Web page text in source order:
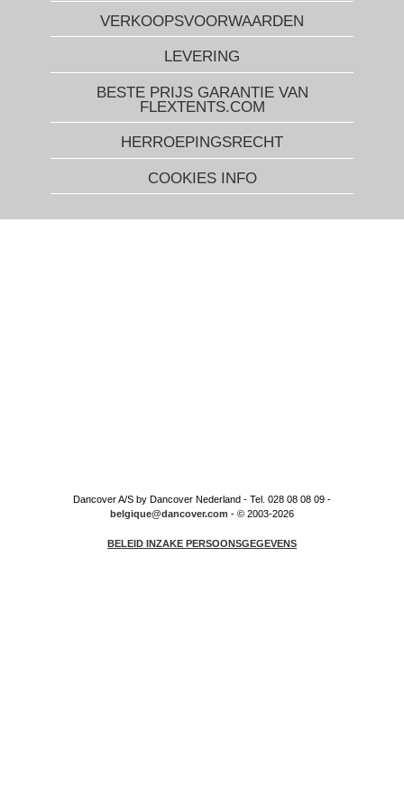
VERKOOPSVOORWAARDEN
LEVERING
BESTE PRIJS GARANTIE VAN
FLEXTENTS.COM
HERROEPINGSRECHT
COOKIES INFO
Dancover A/S by Dancover Nederland - Tel. 028 08 08 09 -
belgique@dancover.com - © 2003-2026
BELEID INZAKE PERSOONSGEGEVENS